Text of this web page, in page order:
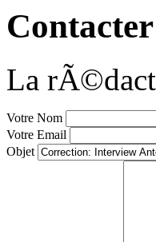
Contacter
La
Votre Nom
Votre Email
Objet